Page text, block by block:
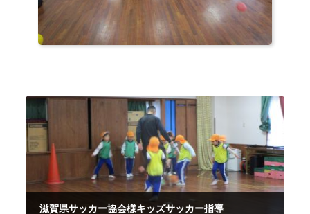
滋賀県サッカー協会様キッズサッカー指導